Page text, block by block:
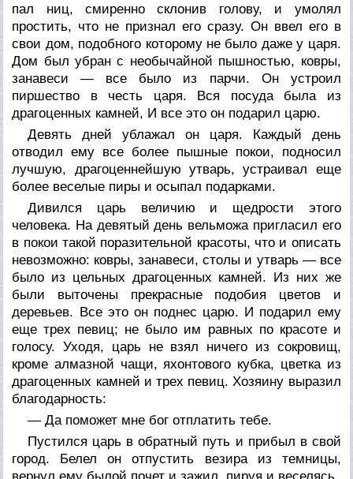
пал ниц, смиренно склонив голову, и умолял
простить, что не признал его сразу. Он ввел его в
свои дом, подобного которому не было даже у царя.
Дом был убран с необычайной пышностью, ковры,
занавеси — все было из парчи. Он устроил
пиршество в честь царя. Вся посуда была из
драгоценных камней, И все это он подарил царю.
Девять дней ублажал он царя. Каждый день
отводил ему все более пышные покои, подносил
лучшую, драгоценнейшую утварь, устраивал еще
более веселые пиры и осыпал подарками.
Дивился царь величию и щедрости этого
человека. На девятый день вельможа пригласил его
в покои такой поразительной красоты, что и описать
невозможно: ковры, занавеси, столы и утварь — все
было из цельных драгоценных камней. Из них же
были выточены прекрасные подобия цветов и
деревьев. Все это он поднес царю. И подарил ему
еще трех певиц; не было им равных по красоте и
голосу. Уходя, царь не взял ничего из сокровищ,
кроме алмазной чащи, яхонтового кубка, цветка из
драгоценных камней и трех певиц. Хозяину выразил
благодарность:
— Да поможет мне бог отплатить тебе.
Пустился царь в обратный путь и прибыл в свой
город. Белел он отпустить везира из темницы,